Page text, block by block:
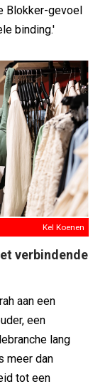
Blokker-gevoel
binding.'
Kel Koenen
verbindende
aan een
een
lang
meer dan
tot een